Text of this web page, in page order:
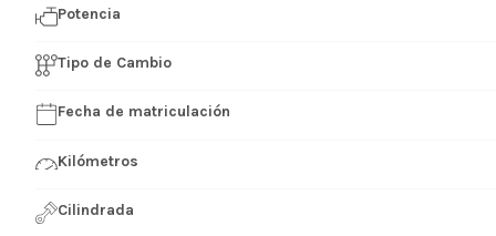
Potencia
Tipo de Cambio
Fecha de matriculación
Kilómetros
Cilindrada